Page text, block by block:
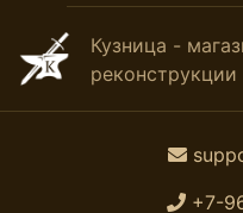
Кузница -
+7-